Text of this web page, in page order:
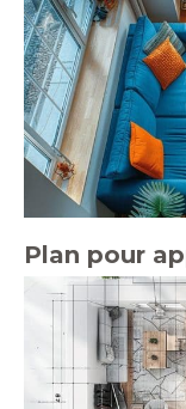
Plan pour